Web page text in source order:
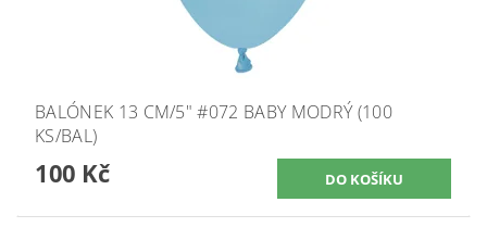
BALÓNEK 13 CM/5" #072 BABY MODRÝ (100
KS/BAL)
100 Kč